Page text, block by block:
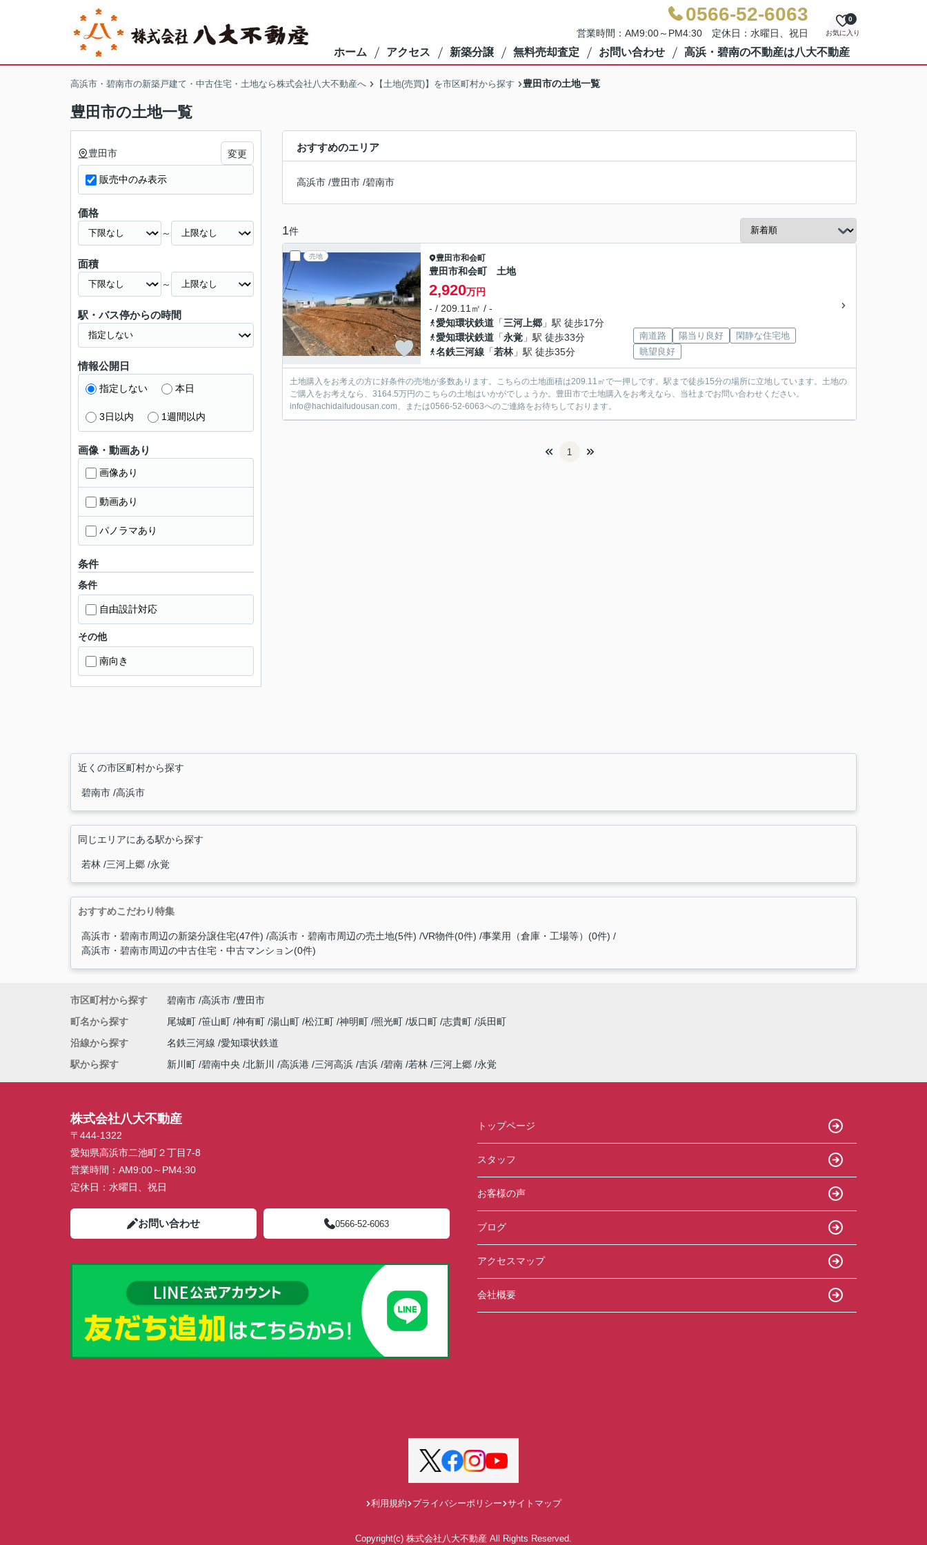
0566-52-6063
営業時間：AM9:00～PM4:30 定休日：水曜日、祝日 お気に入り
0
ホーム アクセス 新築分譲 無料売却査定 お問い合わせ 高浜・碧南の不動産は八大不動産
高浜市・碧南市の新築戸建て・中古住宅・土地なら株式会社八大不動産へ 【土地(売買)】を市区町村から探す 豊田市の土地一覧
豊田市の土地一覧
おすすめのエリア
高浜市 /豊田市 /碧南市
1件
売地 豊田市和会町
豊田市和会町 土地
2,920万円
- / 209.11㎡ / -
愛知環状鉄道 「三河上郷 」駅 徒歩17分
愛知環状鉄道 「永覚 」駅 徒歩33分
名鉄三河線 「若林」駅 徒歩35分
南道路 陽当り良好
閑静な住宅地
眺望良好
土地購入をお考えの方に好条件の売地が多数あります。こちらの土地面積は209.11㎡で一押しです。駅まで徒歩15分の場所に立地しています。土地の
ご購入をお考えなら、3164.5万円のこちらの土地はいかがでしょうか。豊田市で土地購入をお考えなら、当社までお問い合わせください。
info@hachidaifudousan.com、または0566-52-6063へのご連絡をお待ちしております。
1
豊田市 変更
販売中のみ表示
価格
～
面積
～
駅・バス停からの時間
情報公開日
指定しない 本日
3日以内 1週間以内
画像・動画あり
画像あり
動画あり
パノラマあり
条件
条件
自由設計対応
その他
南向き
近くの市区町村から探す
碧南市 高浜市
同じエリアにある駅から探す
若林 三河上郷 永覚
おすすめこだわり特集
高浜市・碧南市周辺の新築分譲住宅(47件) 高浜市・碧南市周辺の売土地(5件) VR物件(0件) 事業用（倉庫・工場等）(0件)
高浜市・碧南市周辺の中古住宅・中古マンション(0件)
市区町村から探す 碧南市 高浜市 豊田市
町名から探す
尾城町 笹山町 神有町 湯山町 松江町 神明町 照光町 坂口町 志貴町 浜田町
沿線から探す
名鉄三河線 愛知環状鉄道
駅から探す
新川町 碧南中央 北新川 高浜港 三河高浜 吉浜 碧南 若林 三河上郷 永覚
株式会社八大不動産
〒444-1322
愛知県高浜市二池町２丁目7-8
営業時間： AM9:00～PM4:30
定休日： 水曜日、祝日
お問い合わせ 0566-52-6063
トップページ
スタッフ
お客様の声
ブログ
アクセスマップ
会社概要
利用規約 プライバシーポリシー サイトマップ
Copyright(c) 株式会社八大不動産 All Rights Reserved.